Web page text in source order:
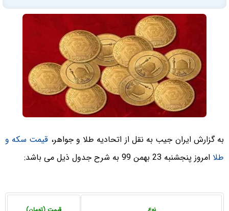
به گزارش ایران جیب به نقل از اتحادیه طلا و جواهر، قیمت سکه و
طلا امروز پنجشنبه 23 بهمن 99 به شرح جدول ذیل می باشد: